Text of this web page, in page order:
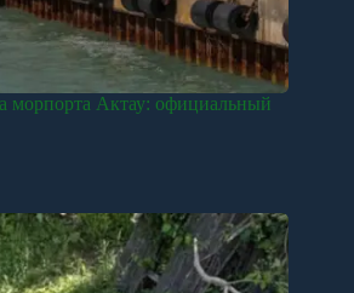
морпорта Актау: официальный